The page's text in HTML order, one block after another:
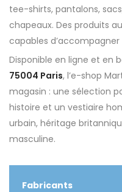
tee-shirts, pantalons,
chapeaux. Des produits
capables
Disponible en ligne et en
75004 Paris, l’e-shop
magasin : une sélection
histoire et un vestiaire
urbain, héritage
masculine.
Fabricants